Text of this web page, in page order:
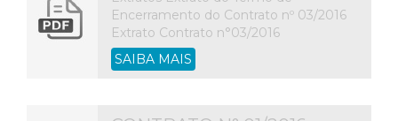
Encerramento do Contrato nº 03/2016
Extrato Contrato n°03/2016
SAIBA MAIS